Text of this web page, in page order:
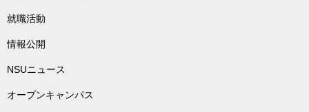
就職活動
情報公開
NSUニュース
オープンキャンパス